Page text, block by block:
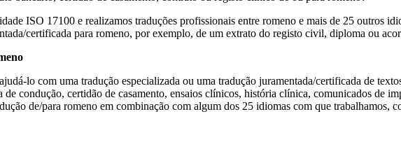
ISO 17100 e realizamos traduções profissionais entre romeno e mais de 25 outros
certificada para romeno, por exemplo, de um extrato do registo civil, diploma ou
lo com uma tradução especializada ou uma tradução juramentada/certificada de
condução, certidão de casamento, ensaios clínicos, história clínica, comunicados de
de/para romeno em combinação com algum dos 25 idiomas com que trabalhamos,